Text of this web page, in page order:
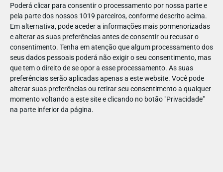
Poderá clicar para consentir o processamento por nossa parte e
pela parte dos nossos 1019 parceiros, conforme descrito acima.
Em alternativa, pode aceder a informações mais pormenorizadas
e alterar as suas preferências antes de consentir ou recusar o
consentimento. Tenha em atenção que algum processamento dos
seus dados pessoais poderá não exigir o seu consentimento, mas
que tem o direito de se opor a esse processamento. As suas
preferências serão aplicadas apenas a este website. Você pode
alterar suas preferências ou retirar seu consentimento a qualquer
momento voltando a este site e clicando no botão "Privacidade"
na parte inferior da página.
17
47861274225994